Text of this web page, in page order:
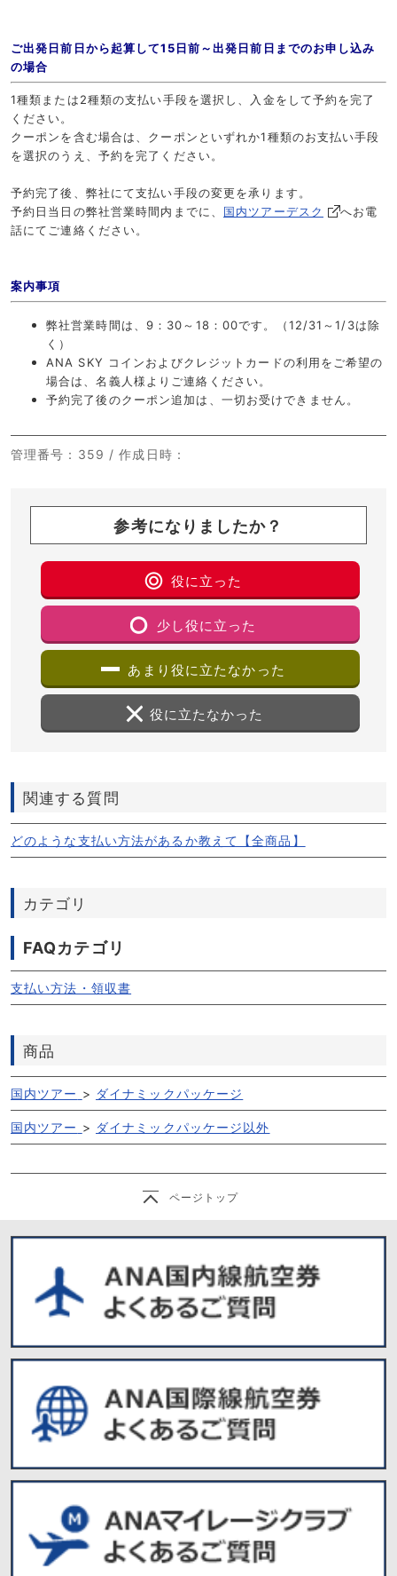
ご出発日前日から起算して15日前～出発日前日までのお申し込み
の場合
1種類または2種類の支払い手段を選択し、入金をして予約を完了
ください。
クーポンを含む場合は、クーポンといずれか1種類のお支払い手段
を選択のうえ、予約を完了ください。
予約完了後、弊社にて支払い手段の変更を承ります。
予約日当日の弊社営業時間内までに、 国内ツアーデスク
へお電
話にてご連絡ください。
案内事項
弊社営業時間は、9：30～18：00です。（12/31～1/3は除
く）
ANA SKY コインおよびクレジットカードの利用をご希望の
場合は、名義人様よりご連絡ください。
予約完了後のクーポン追加は、一切お受けできません。
管理番号 ：359 /作成日時 ：
参考になりましたか？
役に立った
少し役に立った
あまり役に立たなかった
役に立たなかった
関連する質問
どのような支払い方法があるか教えて【全商品】
カテゴリ
FAQカテゴリ
支払い方法・領収書
商品
国内ツアー > ダイナミックパッケージ
国内ツアー > ダイナミックパッケージ以外
ページトップ